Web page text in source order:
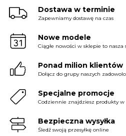
Dostawa w terminie
Zapewniamy dostawę na czas
Nowe modele
Ciągłe nowości w sklepie to nasza
Ponad milion klientów
Dołącz do grupy naszych
Specjalne promocje
Codziennie znajdziesz produkty
Bezpieczna wysyłka
Śledź swoją przesyłkę online